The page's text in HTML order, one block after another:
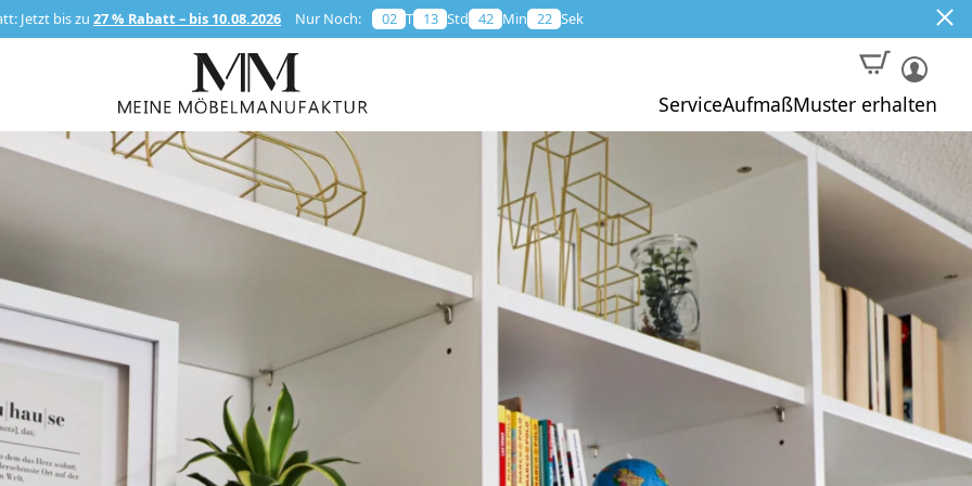
Jetzt bis zu 27 % Rabatt – bis 10.08.2026 Nur Noch: 02 T 13 Std 42 Min 20 Sek
ServiceAufmaßMuster erhalten
Muster
Aktion
Profi-Aufmaß